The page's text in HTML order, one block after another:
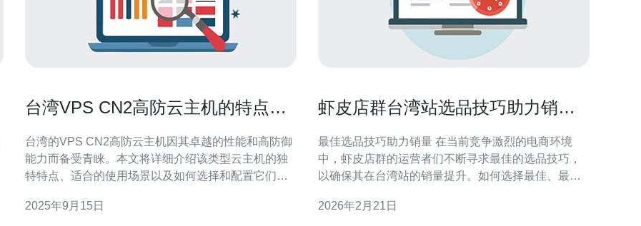
台湾VPS CN2高防云主机的特点与
台湾的VPS CN2高防云主机因其卓越的性能和高防御
能力而备受青睐。本文将详细介绍该类型云主机的独
特特点、适合的使用场景以及如何选择和配置它们，
高防云主机有哪些特点？ 台湾的VPS CN2高防云主机
2025年9月15日
虾皮店群台湾站选品技巧助力销量
最佳选品技巧助力销量 在当前竞争激烈的电商环境
中，虾皮店群的运营者们不断寻求最佳的选品技巧，
以确保其在台湾站的销量提升。如何选择最佳、最便
学的选品策略，不仅能提高产品的曝光率，还能有效
2026年2月21日